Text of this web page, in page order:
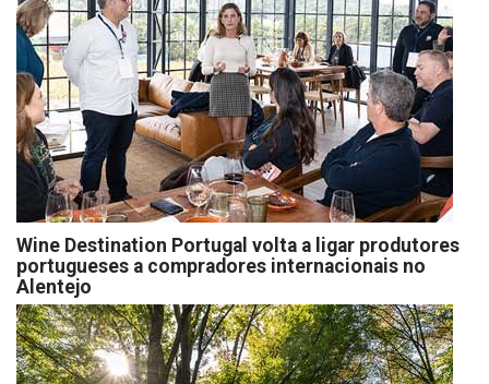
Wine Destination Portugal volta a ligar produtores
portugueses a compradores internacionais no
Alentejo